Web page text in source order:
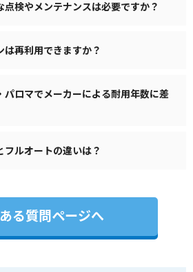
点検やメンテナンスは必要ですか？
は再利用できますか？
パロマでメーカーによる耐用年数に差
フルオートの違いは？
る質問ページへ